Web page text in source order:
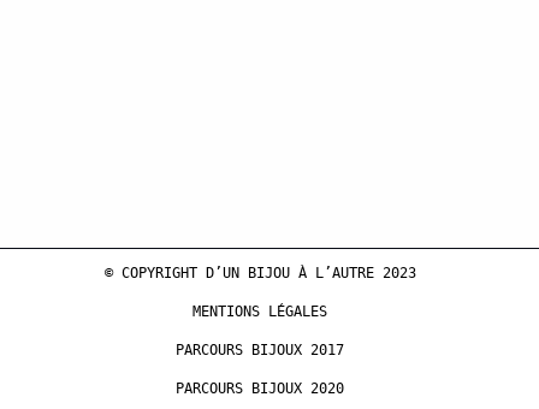
© COPYRIGHT D’UN BIJOU À L’AUTRE 2023
MENTIONS LÉGALES
PARCOURS BIJOUX 2017
PARCOURS BIJOUX 2020